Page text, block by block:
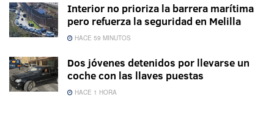
Interior no prioriza la barrera marítima
pero refuerza la seguridad en Melilla
HACE 59 MINUTOS
Dos jóvenes detenidos por llevarse un
coche con las llaves puestas
HACE 1 HORA